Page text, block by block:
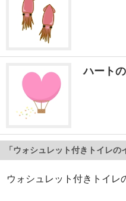
ハート
「ウォシュレット付きトイレ
ウォシュレット付きトイレ